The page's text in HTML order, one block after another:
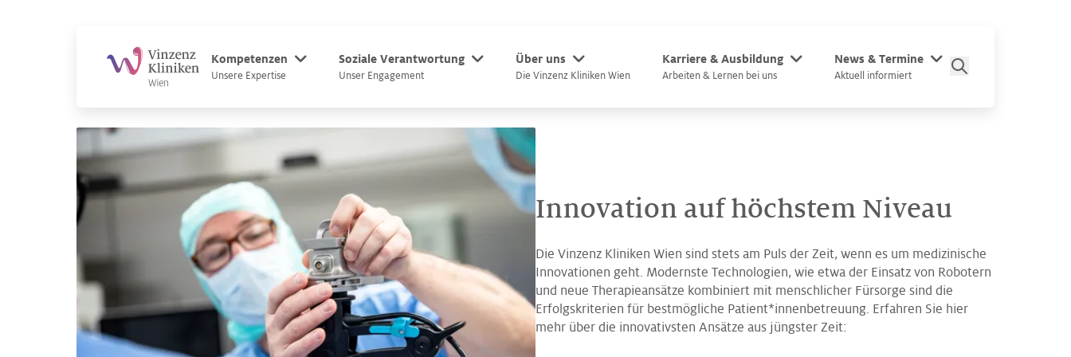
Kompetenzen
Unsere Expertise
Soziale Verantwortung
Unser Engagement
Über uns
Die Vinzenz Kliniken Wien
Karriere & Ausbildung
Arbeiten & Lernen bei uns
News & Termine
Aktuell informiert
Innovation auf höchstem Niveau
Die Vinzenz Kliniken Wien sind stets am Puls der Zeit, wenn es um medizinische
Innovationen geht. Modernste Technologien, wie etwa der Einsatz von Robotern
und neue Therapieansätze kombiniert mit menschlicher Fürsorge sind die
Erfolgskriterien für bestmögliche Patient*innenbetreuung. Erfahren Sie hier
mehr über die innovativsten Ansätze aus jüngster Zeit: